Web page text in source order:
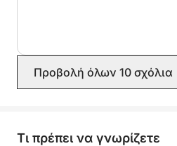
Προβολή όλων 10 σχόλια
Τι πρέπει να γνωρίζετε